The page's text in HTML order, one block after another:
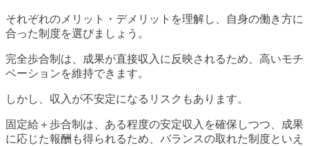
それぞれのメリット・デメリットを理解し、自身の働き方に
合った制度を選びましょう。
完全歩合制は、成果が直接収入に反映されるため、高いモチ
ベーションを維持できます。
しかし、収入が不安定になるリスクもあります。
固定給＋歩合制は、ある程度の安定収入を確保しつつ、成果
に応じた報酬も得られるため、バランスの取れた制度といえ